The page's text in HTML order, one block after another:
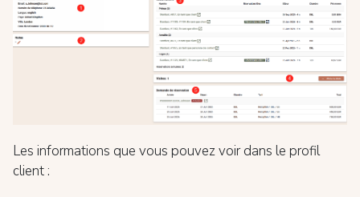
Les informations que vous pouvez voir dans le profil
client :